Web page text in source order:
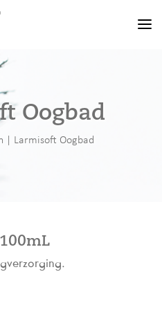
Oogbad
| Larmisoft Oogbad